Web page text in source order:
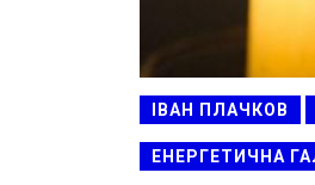
ІВАН ПЛАЧКОВ
ЕНЕРГЕТИЧНА